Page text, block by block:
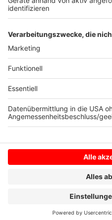
oder telefonisch im
(Europaplatz) zu den
Anzeige